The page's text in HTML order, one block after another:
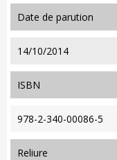
date de parution
14/10/2014
ISBN
978-2-340-00086-5
reliure